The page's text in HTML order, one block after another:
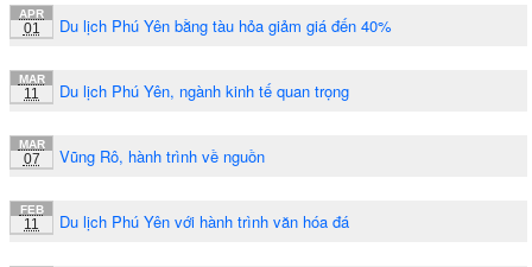
APR
01 Du lịch Phú Yên bằng tàu hỏa giảm giá đến 40%
MAR
11 Du lịch Phú Yên, ngành kinh tế quan trọng
MAR
07 Vũng Rô, hành trình về nguồn
FEB
11 Du lịch Phú Yên với hành trình văn hóa đá